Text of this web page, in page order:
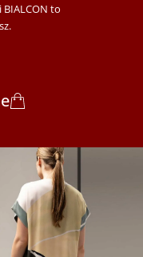
BIALCON to